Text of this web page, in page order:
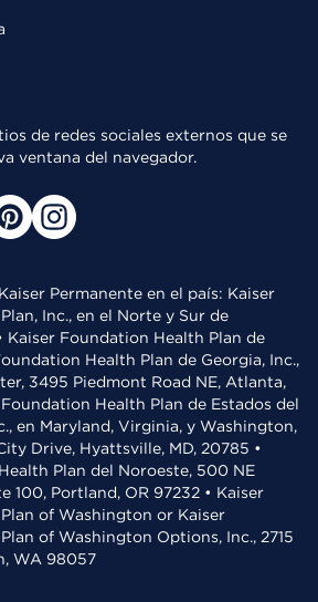
de redes sociales externos que se
ventana del navegador.
Permanente en el país: Kaiser
Inc., en el Norte y Sur de
Kaiser Foundation Health Plan de
Health Plan de Georgia, Inc.,
3495 Piedmont Road NE, Atlanta,
Health Plan de Estados del
en Maryland, Virginia, y Washington,
Drive, Hyattsville, MD, 20785 •
Plan del Noroeste, 500 NE
100, Portland, OR 97232 • Kaiser
of Washington or Kaiser
of Washington Options, Inc., 2715
WA 98057